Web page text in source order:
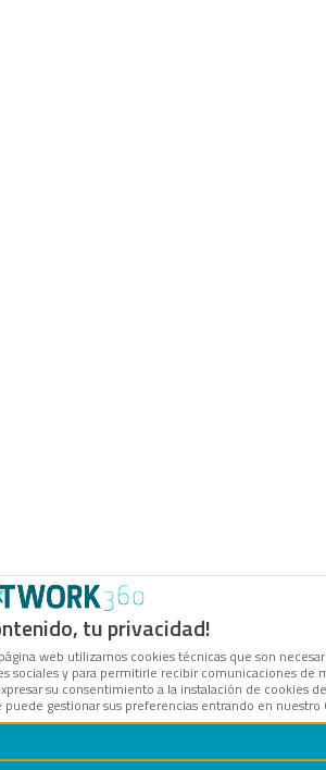
tu privacidad!
web utilizamos cookies técnicas que son
sociales y para permitirle recibir comunicaciones de
su consentimiento a la instalación de cookies
puede gestionar sus preferencias entrando en